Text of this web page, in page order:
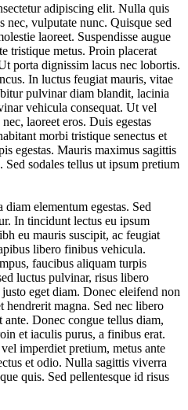
adipiscing elit. Nulla quis
nec, vulputate nunc. Quisque sed
laoreet. Suspendisse augue
tristique metus. Proin placerat
porta dignissim lacus nec lobortis.
In luctus feugiat mauris, vitae
pulvinar diam blandit, lacinia
vehicula consequat. Ut vel
laoreet eros. Duis egestas
morbi tristique senectus et
egestas. Mauris maximus sagittis
Sed sodales tellus ut ipsum pretium
elementum egestas. Sed
In tincidunt lectus eu ipsum
eu mauris suscipit, ac feugiat
libero finibus vehicula.
faucibus aliquam turpis
luctus pulvinar, risus libero
eget diam. Donec eleifend non
hendrerit magna. Sed nec libero
ante. Donec congue tellus diam,
et iaculis purus, a finibus erat.
imperdiet pretium, metus ante
et odio. Nulla sagittis viverra
quis. Sed pellentesque id risus